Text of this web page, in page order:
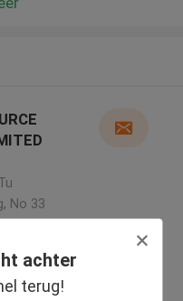
achter
terug!
No 33